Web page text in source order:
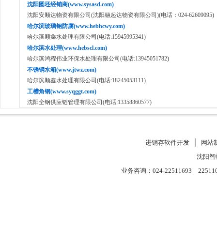
沈阳圆坯经销商(www.sysasd.com)
沈阳安顺达物资有限公司(沈阳融起达物资有限公司)(电话：024-62609095)
哈尔滨玻璃钢防腐(www.hebhcwy.com)
哈尔滨顺鑫水处理有限公司(电话:15945995341)
哈尔滨水处理(www.hebscl.com)
哈尔滨鸿程伟业环保水处理有限公司(电话:13945051782)
不锈钢水箱(www.jtwz.com)
哈尔滨顺鑫水处理有限公司(电话:18245053111)
工槽角钢(www.syqggt.com)
沈阳全钢供应链管理有限公司(电话:13358860577)
进销存软件开发│
网站
沈阳
业务咨询：024-22511693